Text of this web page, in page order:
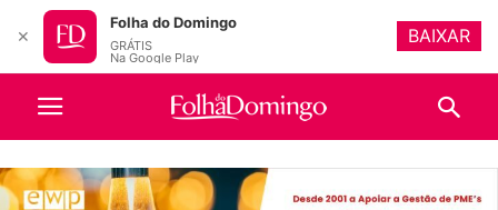
✕
Folha do Domingo
GRÁTIS
Na Google Play
BAIXAR